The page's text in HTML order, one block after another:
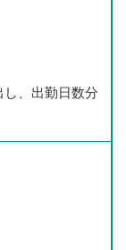
です
、出勤日数分